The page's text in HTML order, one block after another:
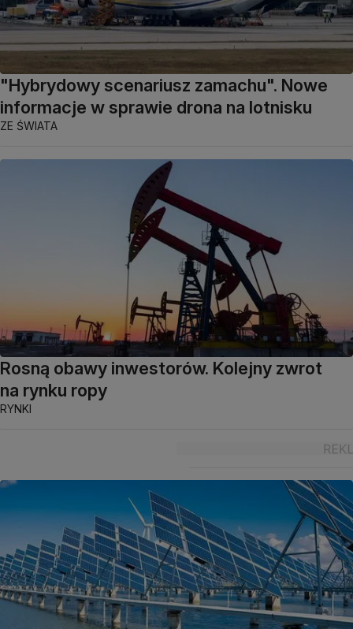
"Hybrydowy scenariusz zamachu". Nowe
informacje w sprawie drona na lotnisku
ZE ŚWIATA
Rosną obawy inwestorów. Kolejny zwrot
na rynku ropy
RYNKI